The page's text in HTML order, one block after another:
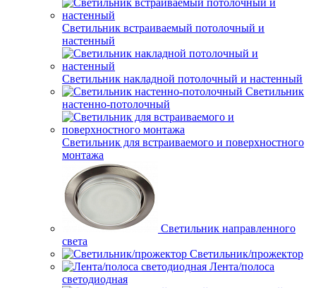
Светильник встраиваемый потолочный и
настенный
Светильник накладной потолочный и настенный
Светильник
настенно-потолочный
Светильник для встраиваемого и поверхностного
монтажа
Светильник направленного
света
Светильник/прожектор
Лента/полоса
светодиодная